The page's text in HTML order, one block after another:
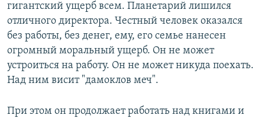
гигантский ущерб всем. Планетарий лишился
отличного директора. Честный человек оказался
без работы, без денег, ему, его семье нанесен
огромный моральный ущерб. Он не может
устроиться на работу. Он не может никуда поехать.
Над ним висит "дамоклов меч".
При этом он продолжает работать над книгами и